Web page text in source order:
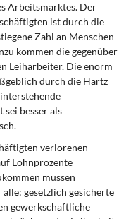
Arbeitsmarktes. Der
ist durch die
Zahl an Menschen
kommen die gegenüber
Leiharbeiter. Die enorm
durch die Hartz
besser als
verlorenen
Lohnprozente
müssen
gesetzlich gesicherte
gewerkschaftliche